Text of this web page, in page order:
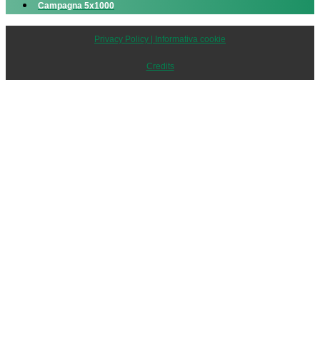
Campagna 5x1000
Privacy Policy | Informativa cookie
Credits